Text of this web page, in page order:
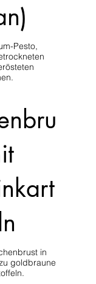
Pesto,
in
goldbraune